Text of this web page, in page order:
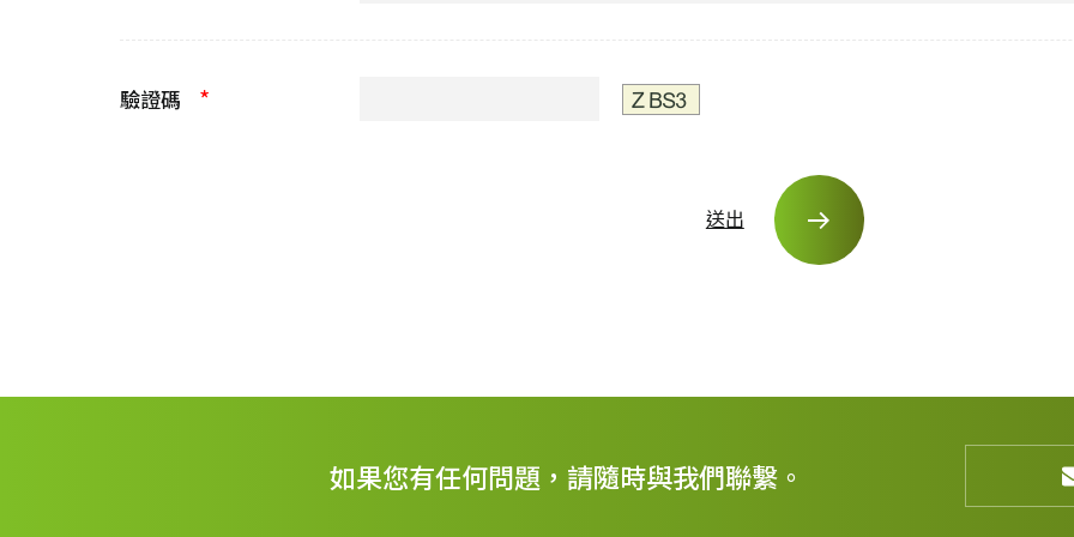
驗證碼 *
送出
如果您有任何問題，請隨時與我們聯繫。